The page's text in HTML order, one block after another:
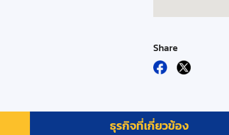
Share
ธุรกิจที่เกี่ยวข้อง